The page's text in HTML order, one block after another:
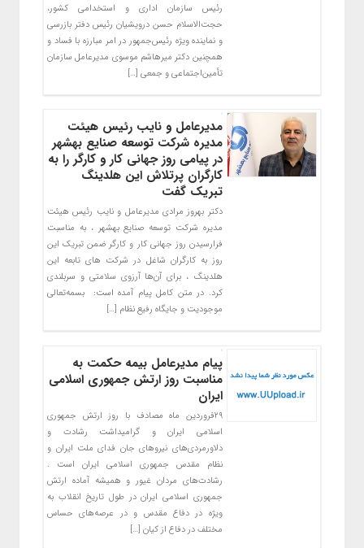
رئیس سازمان اداری و استخدامی کشور،
حجت‌الاسلام حسن درویشیان رئیس دفتر بازرسی
و نماینده ویژه رئیس‌جمهور در امر مبارزه با فساد و
همچنین دکتر میرهاشم موسوی مدیرعامل سازمان
تأمین‌اجتماعی و جمعی […]
مدیرعامل و نایب رئیس هیئت
مدیره شرکت توسعه صنایع بهشهر
در پیامی روز جهانی کار و کارگر را به
کارگران پرتلاش این هلدینگ
تبریک گفت
دکتر بهروز مرادی مدیرعامل و نایب رئیس هیئت
مدیره شرکت توسعه صنایع بهشهر ، به مناسبت
فرارسیدن روز جهانی کار و کارگر ضمن تبریک این
روز به کارگران شاغل در شرکت های تابعه این
هلدینگ ، برای آن‌ها آرزوی سلامتی و سربلندی
کرد. در متن کامل پیام آمده است: بسمه‌تعالی
موجودیت و جایگاه رفیع نظام […]
پیام مدیرعامل بیمه حکمت به
مناسبت روز ارتش جمهوری اسلامی
ایران
۲۹فروردین ماه مصادف با روز ارتش جمهوری
اسلامی ایران و گرامیداشت رشادت و
دلاورمردی‌های نیروهای جان فدای ملت ایران و
نظام مقدس جمهوری اسلامی ایران است .
رشادت‌های مردان غیور و همیشه آماده ارتش
جمهوری اسلامی ایران در طول تاریخ انقلاب به
ویژه در دفاع مقدس و در عرصه‌های حساس
مختلف در دفاع از کیان […]